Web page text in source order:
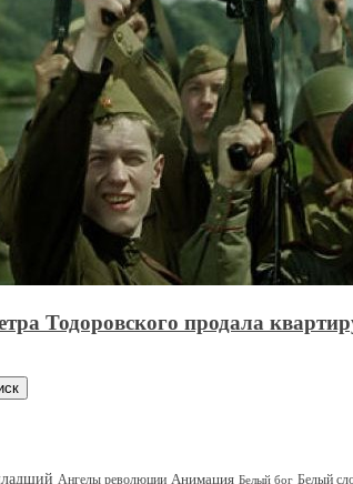
Тодоровского продала
Ангелы революции Анимация Белый бог Белый